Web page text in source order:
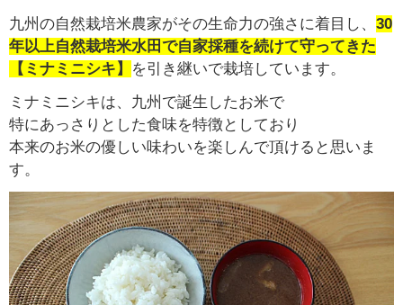
九州の自然栽培米農家がその生命力の強さに着目し、 30
年以上自然栽培米水田で自家採種を続けて守ってきた
【ミナミニシキ】
を引き継いで栽培しています。
ミナミニシキは、九州で誕生したお米で
特にあっさりとした食味を特徴としており
本来のお米の優しい味わいを楽しんで頂けると思いま
す。